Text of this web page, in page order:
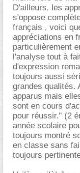
D'ailleurs, les
s'oppose
français , voici
appréciations en
particulièrement
l'analyse tout à
d'expression
toujours aussi
grandes qualités.
apparus mais
sont en cours
pour réussir." (2
année scolaire
toujours montré
en classe sans
toujours